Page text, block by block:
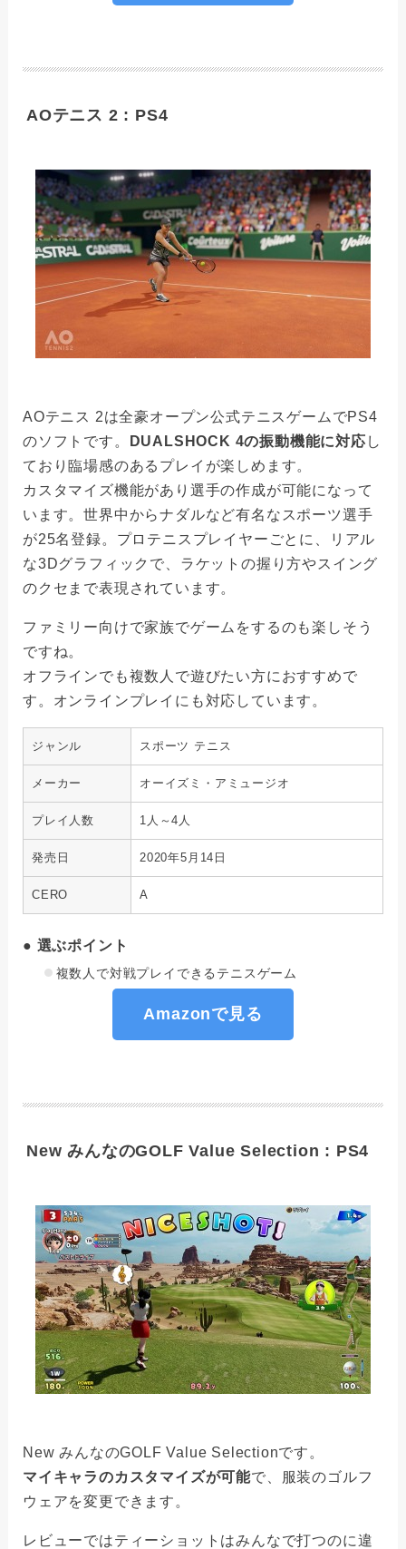
AOテニス 2 : PS4
AOテニス 2は全豪オープン公式テニスゲームでPS4
のソフトです。
DUALSHOCK 4の振動機能に対応 し
ており臨場感のあるプレイが楽しめます。
カスタマイズ機能があり選手の作成が可能になって
います。世界中からナダルなど有名なスポーツ選手
が25名登録。プロテニスプレイヤーごとに、リアル
な3Dグラフィックで、ラケットの握り方やスイング
のクセまで表現されています。
ファミリー向けで家族でゲームをするのも楽しそう
ですね。
オフラインでも複数人で遊びたい方におすすめで
す。オンラインプレイにも対応しています。
ジャンル スポーツ テニス
メーカー オーイズミ・アミュージオ
プレイ人数 1人～4人
発売日 2020年5月14日
CERO A
● 選ぶポイント
複数人で対戦プレイできるテニスゲーム
Amazonで見る
New みんなのGOLF Value Selection : PS4
New みんなのGOLF Value Selectionです。
マイキャラのカスタマイズが可能で、服装のゴルフ
ウェアを変更できます。
レビューではティーショットはみんなで打つのに違